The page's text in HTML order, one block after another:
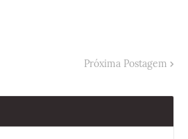
Próxima Postagem